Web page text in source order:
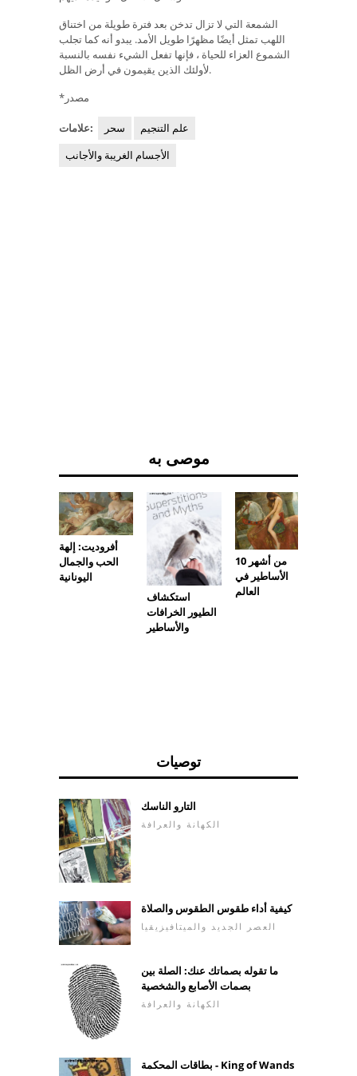
الشمعة التي لا تزال تدخن بعد فترة طويلة من اختناق
اللهب تمثل أيضًا مظهرًا طويل الأمد. يبدو أنه كما تجلب
الشموع العزاء للحياة ، فإنها تفعل الشيء نفسه بالنسبة
لأولئك الذين يقيمون في أرض الظل.
*مصدر
علامات: سحر
علم التنجيم
الأجسام الغريبة والأجانب
موصى به
أفروديت: إلهة
الحب والجمال
اليونانية
استكشاف
الطيور الخرافات
والأساطير
10 من أشهر
الأساطير في
العالم
توصيات
التارو الناسك
الكهانة والعرافة
كيفية أداء طقوس الطقوس والصلاة
العصر الجديد والميتافيزيقيا
ما تقوله بصماتك عنك: الصلة بين
بصمات الأصابع والشخصية
الكهانة والعرافة
بطاقات المحكمة - King of Wands